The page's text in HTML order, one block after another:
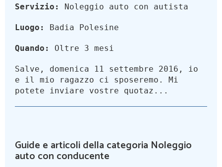
Servizio: Noleggio auto con autista
Luogo: Badia Polesine
Quando: Oltre 3 mesi
Salve, domenica 11 settembre 2016, io
e il mio ragazzo ci sposeremo. Mi
potete inviare vostre quotaz...
Guide e articoli della categoria Noleggio
auto con conducente